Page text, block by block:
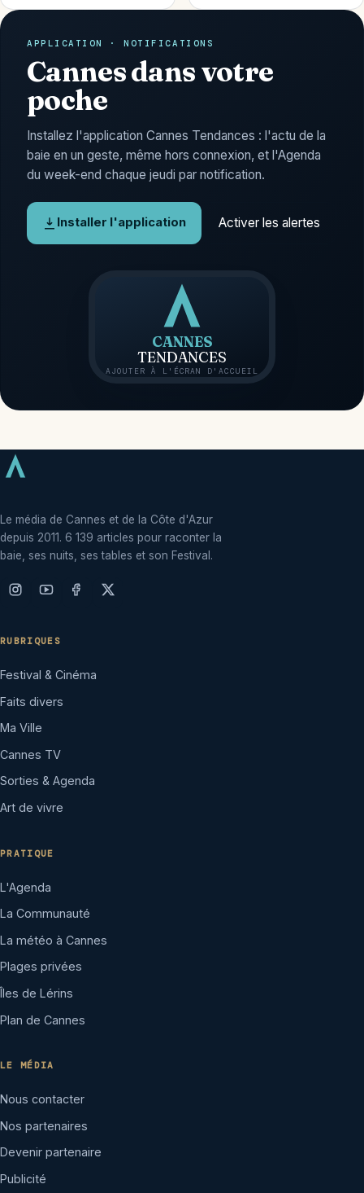
APPLICATION · NOTIFICATIONS
Cannes dans votre
poche
Installez l'application Cannes Tendances : l'actu de la
baie en un geste, même hors connexion, et l'Agenda
du week-end chaque jeudi par notification.
Installer l'application Activer les alertes
CANNES
TENDANCES
AJOUTER À L'ÉCRAN D'ACCUEIL
Le média de Cannes et de la Côte d'Azur
depuis 2011. 6 139 articles pour raconter la
baie, ses nuits, ses tables et son Festival.
RUBRIQUES
Festival & Cinéma
Faits divers
Ma Ville
Cannes TV
Sorties & Agenda
Art de vivre
PRATIQUE
L'Agenda
La Communauté
La météo à Cannes
Plages privées
Îles de Lérins
Plan de Cannes
LE MÉDIA
Nous contacter
Nos partenaires
Devenir partenaire
Publicité